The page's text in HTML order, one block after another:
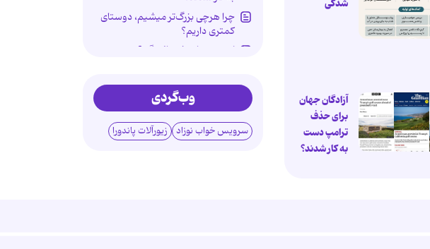
شدگی
آزادگان جهان
برای حذف
ترامپ دست
به کار شدند؟
چرا هرچی بزرگ‌تر میشیم، دوستای
کمتری داریم؟
استرس یا پیش یائسگی؟
جنگ با پرچم دروغین
راز محبوبیت غمگین‌نمایی در فضای
مجازی
مراقبت‌های سلامتی پس از اربعین
وب‌گردی
سرویس خواب نوزاد زیورآلات پاندورا